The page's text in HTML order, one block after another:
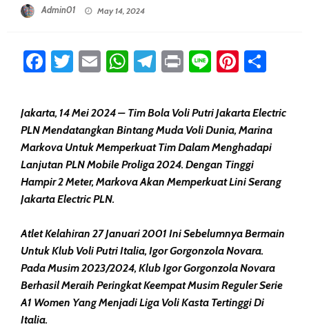
Admin01 May 14, 2024
Facebook
Twitter
EmailWhatsApp
Telegram
PrintLine
Jakarta, 14 Mei 2024 – Tim Bola Voli Putri Jakarta Electric
PLN Mendatangkan Bintang Muda Voli Dunia, Marina
Markova Untuk Memperkuat Tim Dalam Menghadapi
Lanjutan PLN Mobile Proliga 2024. Dengan Tinggi
Hampir 2 Meter, Markova Akan Memperkuat Lini Serang
Jakarta Electric PLN.
Atlet Kelahiran 27 Januari 2001 Ini Sebelumnya Bermain
Untuk Klub Voli Putri Italia, Igor Gorgonzola Novara.
Pada Musim 2023/2024, Klub Igor Gorgonzola Novara
Berhasil Meraih Peringkat Keempat Musim Reguler Serie
A1 Women Yang Menjadi Liga Voli Kasta Tertinggi Di
Italia.